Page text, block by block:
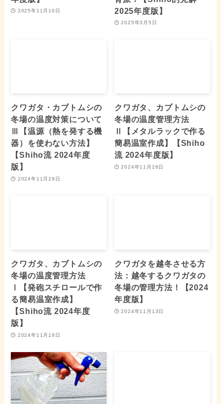
2025年11月10日
2025年度版】
2025年3月5日
クワガタ・カブトムシの
冬場の温度対策について
Ⅲ【温源（熱を発する機
器）を使わない方法】
【Shiho流 2024年度
版】
2024年11月29日
クワガタ、カブトムシの
冬場の温度管理方法
Ⅱ【メタルラックで作る
簡易温室作成】【Shiho
流 2024年度版】
2024年11月26日
クワガタ、カブトムシの
冬場の温度管理方法
Ⅰ【発砲スチロールで作
る簡易温室作成】
【Shiho流 2024年度
版】
2024年11月18日
クワガタを越冬させる方
法：越冬するクワガタの
冬場の管理方法！【2024
年度版】
2024年11月13日